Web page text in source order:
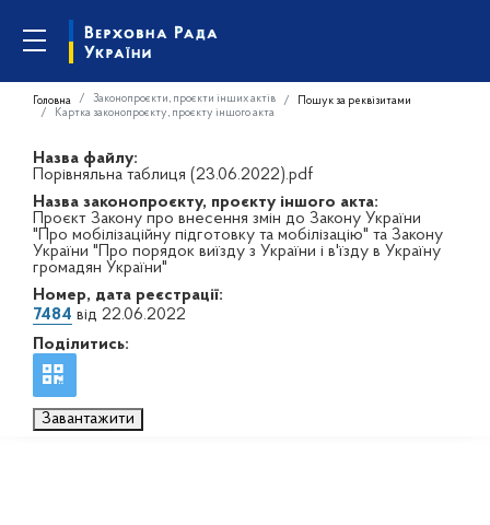
Головна Законопроєкти, проєкти інших актів
Пошук за реквізитами
Картка законопроєкту, проєкту іншого акта
Назва файлу:
Порівняльна таблиця (23.06.2022).pdf
Назва законопроєкту, проєкту іншого акта:
Проєкт Закону про внесення змін до Закону України
"Про мобілізаційну підготовку та мобілізацію" та Закону
України "Про порядок виїзду з України і в'їзду в Україну
громадян України"
Номер, дата реєстрації:
7484 від 22.06.2022
Поділитись:
Завантажити